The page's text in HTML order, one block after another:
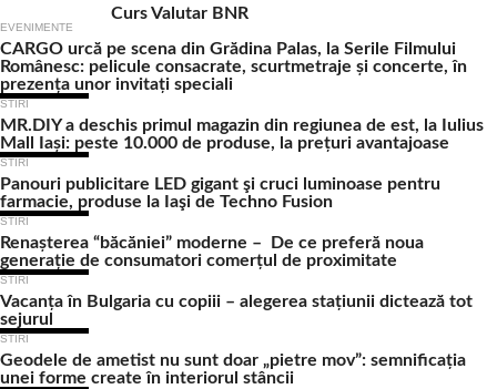
Curs Valutar BNR
EVENIMENTE
CARGO urcă pe scena din Grădina Palas, la Serile Filmului
Românesc: pelicule consacrate, scurtmetraje și concerte, în
prezența unor invitați speciali
STIRI
MR.DIY a deschis primul magazin din regiunea de est, la Iulius
Mall Iași: peste 10.000 de produse, la prețuri avantajoase
STIRI
Panouri publicitare LED gigant şi cruci luminoase pentru
farmacie, produse la Iaşi de Techno Fusion
STIRI
Renașterea “băcăniei” moderne – De ce preferă noua
generație de consumatori comerțul de proximitate
STIRI
Vacanța în Bulgaria cu copiii – alegerea stațiunii dictează tot
sejurul
STIRI
Geodele de ametist nu sunt doar „pietre mov”: semnificația
unei forme create în interiorul stâncii